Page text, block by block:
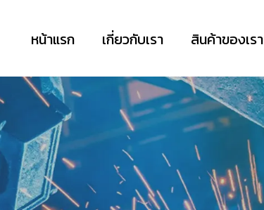
หน้าแรก เกี่ยวกับเรา สินค้าของเรา